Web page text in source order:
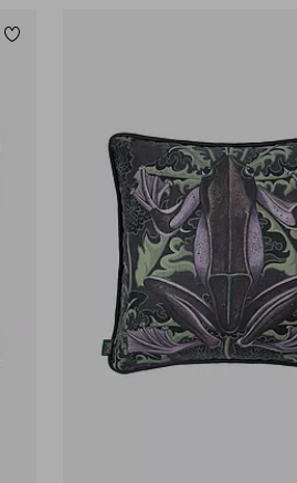
Legg til favoritter